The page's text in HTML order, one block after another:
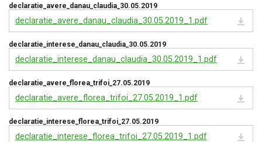
declaratie_avere_danau_claudia_30.05.2019
declaratie_avere_danau_claudia_30.05.2019_1.pdf
declaratie_interese_danau_claudia_30.05.2019
declaratie_interese_danau_claudia_30.05.2019_1.pdf
declaratie_avere_florea_trifoi_27.05.2019
declaratie_avere_florea_trifoi_27.05.2019_1.pdf
declaratie_interese_florea_trifoi_27.05.2019
declaratie_interese_florea_trifoi_27.05.2019_1.pdf